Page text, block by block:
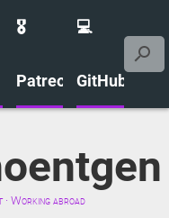
🎖️
Patreon
💻
GitHub
Working abroad